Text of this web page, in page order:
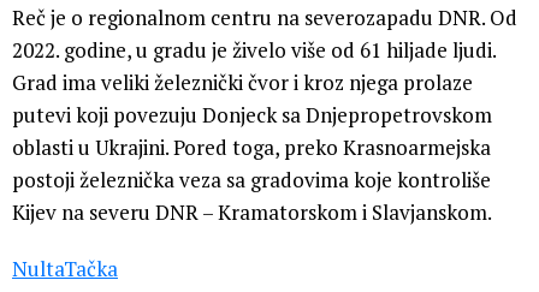
Reč je o regionalnom centru na severozapadu DNR. Od
2022. godine, u gradu je živelo više od 61 hiljade ljudi.
Grad ima veliki železnički čvor i kroz njega prolaze
putevi koji povezuju Donjeck sa Dnjepropetrovskom
oblasti u Ukrajini. Pored toga, preko Krasnoarmejska
postoji železnička veza sa gradovima koje kontroliše
Kijev na severu DNR – Kramatorskom i Slavjanskom.
NultaTačka